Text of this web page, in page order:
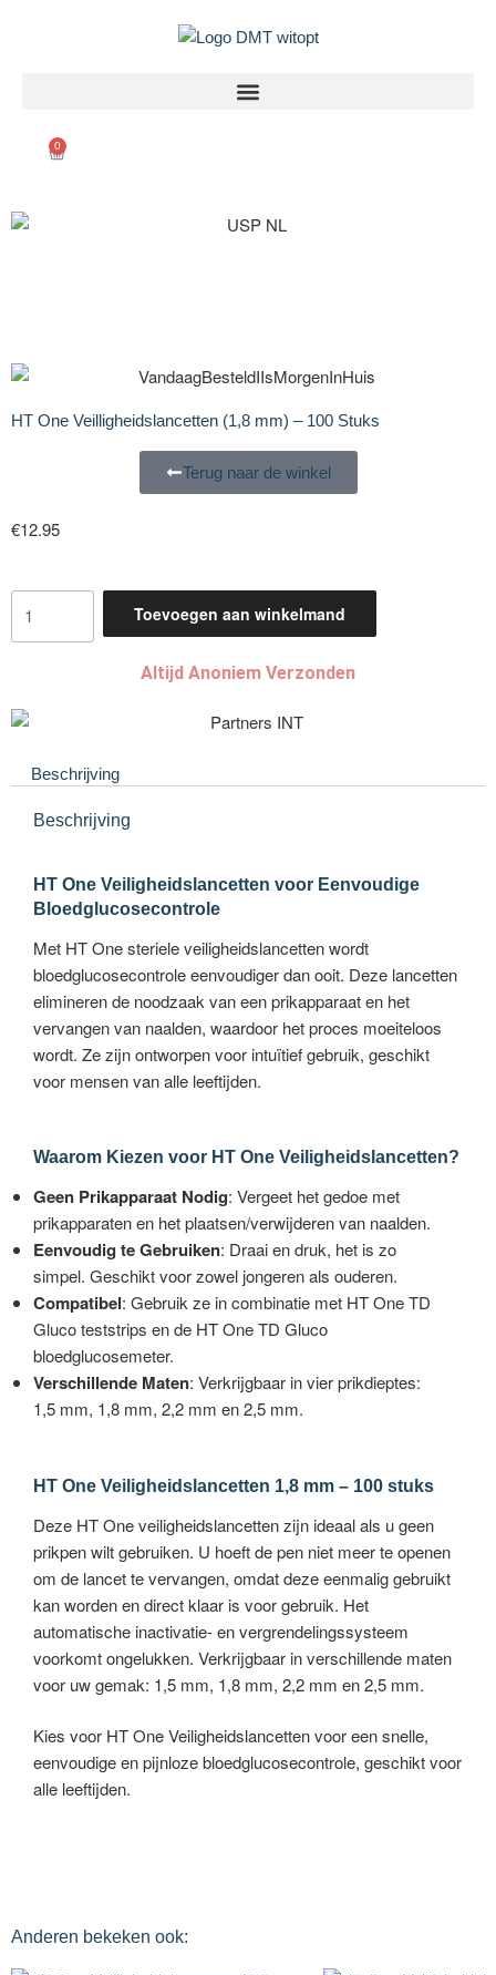
0
HT One Veilligheidslancetten (1,8 mm) – 100 Stuks
Terug naar de winkel
€12.95
Toevoegen aan winkelmand
Altijd Anoniem Verzonden
Beschrijving
Beschrijving
HT One Veiligheidslancetten voor Eenvoudige
Bloedglucosecontrole
Met HT One steriele veiligheidslancetten wordt
bloedglucosecontrole eenvoudiger dan ooit. Deze lancetten
elimineren de noodzaak van een prikapparaat en het
vervangen van naalden, waardoor het proces moeiteloos
wordt. Ze zijn ontworpen voor intuïtief gebruik, geschikt
voor mensen van alle leeftijden.
Waarom Kiezen voor HT One Veiligheidslancetten?
Geen Prikapparaat Nodig: Vergeet het gedoe met
prikapparaten en het plaatsen/verwijderen van naalden.
Eenvoudig te Gebruiken: Draai en druk, het is zo
simpel. Geschikt voor zowel jongeren als ouderen.
Compatibel: Gebruik ze in combinatie met HT One TD
Gluco teststrips en de HT One TD Gluco
bloedglucosemeter.
Verschillende Maten: Verkrijgbaar in vier prikdieptes:
1,5 mm, 1,8 mm, 2,2 mm en 2,5 mm.
HT One Veiligheidslancetten 1,8 mm – 100 stuks
Deze HT One veiligheidslancetten zijn ideaal als u geen
prikpen wilt gebruiken. U hoeft de pen niet meer te openen
om de lancet te vervangen, omdat deze eenmalig gebruikt
kan worden en direct klaar is voor gebruik. Het
automatische inactivatie- en vergrendelingssysteem
voorkomt ongelukken. Verkrijgbaar in verschillende maten
voor uw gemak: 1,5 mm, 1,8 mm, 2,2 mm en 2,5 mm.
Kies voor HT One Veiligheidslancetten voor een snelle,
eenvoudige en pijnloze bloedglucosecontrole, geschikt voor
alle leeftijden.
Anderen bekeken ook: